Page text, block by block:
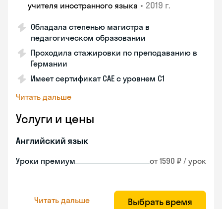
учителя иностранного языка • 2019 г.
Обладала степенью магистра в
педагогическом образовании
Проходила стажировки по преподаванию в
Германии
Имеет сертификат САЕ с уровнем С1
Читать дальше
Услуги и цены
Английский язык
Уроки премиум от 1590 ₽ / урок
Читать дальше Выбрать время